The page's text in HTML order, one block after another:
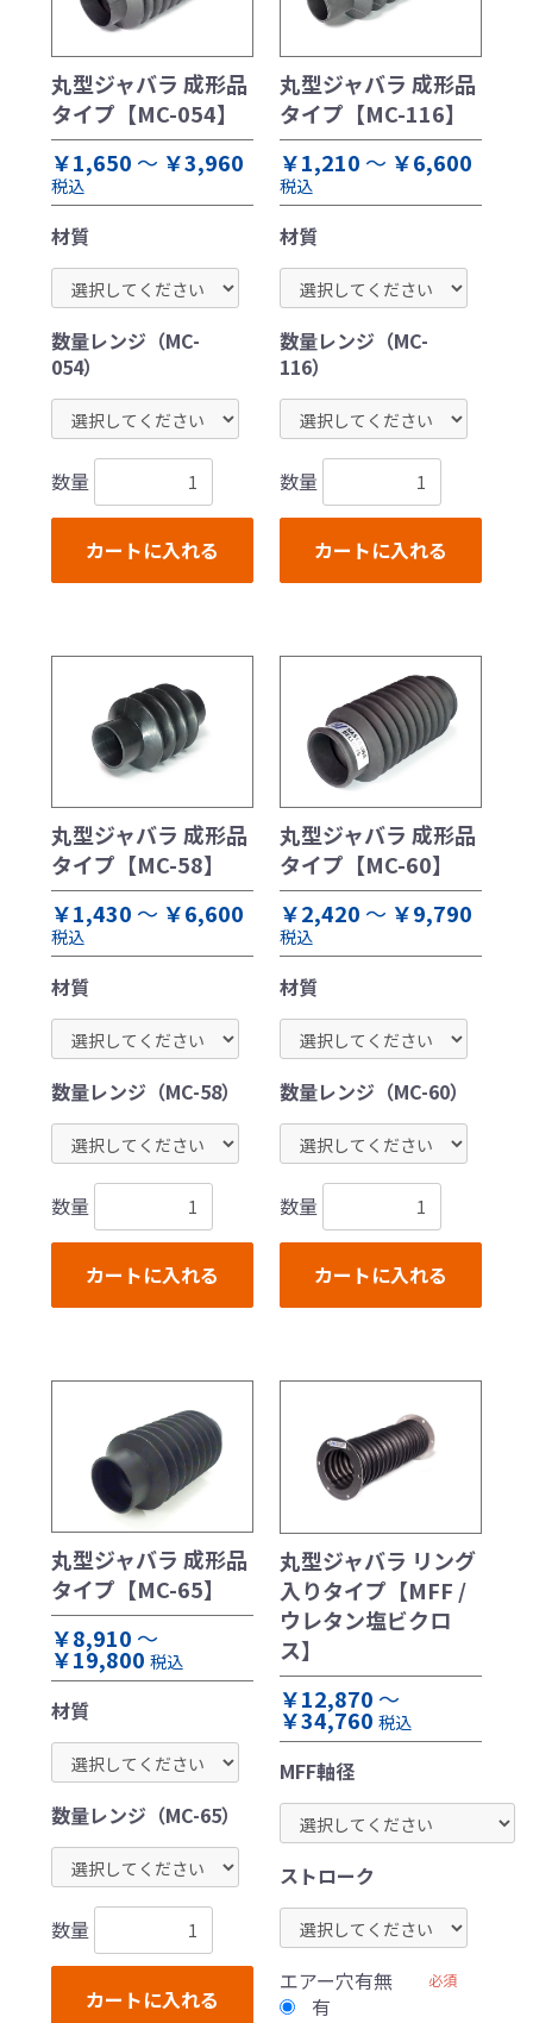
丸型ジャバラ 成形品
タイプ【MC-054】
￥1,650 ～ ￥3,960
税込
材質
数量レンジ（MC-
054）
数量
カートに入れる
丸型ジャバラ 成形品
タイプ【MC-116】
￥1,210 ～ ￥6,600
税込
材質
数量レンジ（MC-
116）
数量
カートに入れる
丸型ジャバラ 成形品
タイプ【MC-58】
￥1,430 ～ ￥6,600
税込
材質
数量レンジ（MC-58）
数量
カートに入れる
丸型ジャバラ 成形品
タイプ【MC-60】
￥2,420 ～ ￥9,790
税込
材質
数量レンジ（MC-60）
数量
カートに入れる
丸型ジャバラ 成形品
タイプ【MC-65】
￥8,910 ～
￥19,800 税込
材質
数量レンジ（MC-65）
数量
カートに入れる
丸型ジャバラ リング
入りタイプ【MFF /
ウレタン塩ビクロ
ス】
￥12,870 ～
￥34,760 税込
MFF軸径
ストローク
エアー穴有無 必須
有
お買い物を続ける カートへ進む